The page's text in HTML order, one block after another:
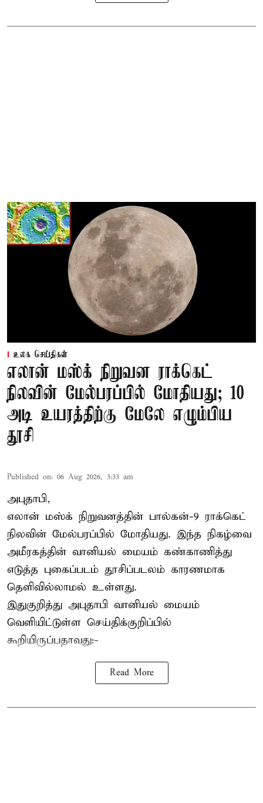
உலக செய்திகள்
எலான் மஸ்க் நிறுவன ராக்கெட்
நிலவின் மேல்பரப்பில் மோதியது; 10
அடி உயரத்திற்கு மேலே எழும்பிய
தூசி
Published on: 06 Aug 2026, 3:33 am
அபுதாபி,
எலான் மஸ்க் நிறுவனத்தின் பால்கன்-9 ராக்கெட்
நிலவின் மேல்பரப்பில் மோதியது. இந்த நிகழ்வை
அமீரகத்தின் வானியல் மையம் கண்காணித்து
எடுத்த புகைப்படம் தூசிப்படலம் காரணமாக
தெளிவில்லாமல் உள்ளது.
இதுகுறித்து அபுதாபி வானியல் மையம்
வெளியிட்டுள்ள செய்திக்குறிப்பில்
கூறியிருப்பதாவது:-
Read More